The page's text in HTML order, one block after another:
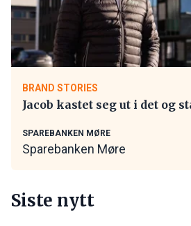
BRAND STORIES
Jacob kastet seg ut i det og
SPAREBANKEN MØRE
Sparebanken Møre
Siste nytt